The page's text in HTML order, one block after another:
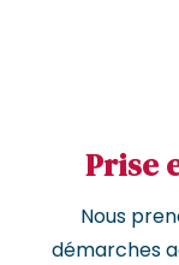
Prise
Nous
démarches